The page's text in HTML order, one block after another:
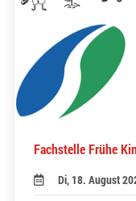
Fachstelle Frühe
Di, 18. August